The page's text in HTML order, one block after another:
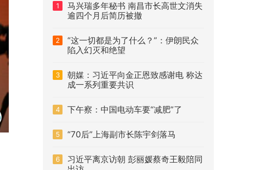
1
马兴瑞多年秘书 南昌市长高世文消失
逾四个月后简历被撤
2
“这一切都是为了什么？”：伊朗民众
陷入幻灭和绝望
3
朝媒：习近平向金正恩致感谢电 称达
成一系列重要共识
4 下午察：中国电动车要“减肥”了
5 “70后”上海副市长陈宇剑落马
6
习近平离京访朝 彭丽媛蔡奇王毅陪同